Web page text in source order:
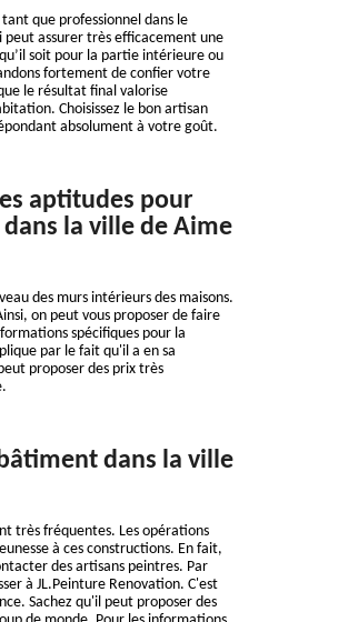
que professionnel dans le
peut assurer très efficacement une
soit pour la partie intérieure ou
fortement de confier votre
le résultat final valorise
Choisissez le bon artisan
absolument à votre goût.
aptitudes pour
la ville de Aime
des murs intérieurs des maisons.
on peut vous proposer de faire
spécifiques pour la
par le fait qu'il a en sa
proposer des prix très
dans la ville
très fréquentes. Les opérations
à ces constructions. En fait,
des artisans peintres. Par
à JL.Peinture Renovation. C'est
Sachez qu'il peut proposer des